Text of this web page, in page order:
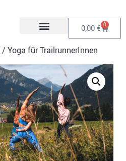
0,00 € 0
/ Yoga für TrailrunnerInnen